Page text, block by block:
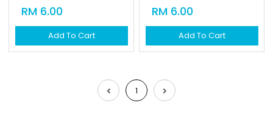
RM 6.00
Add To Cart
RM 6.00
Add To Cart
1